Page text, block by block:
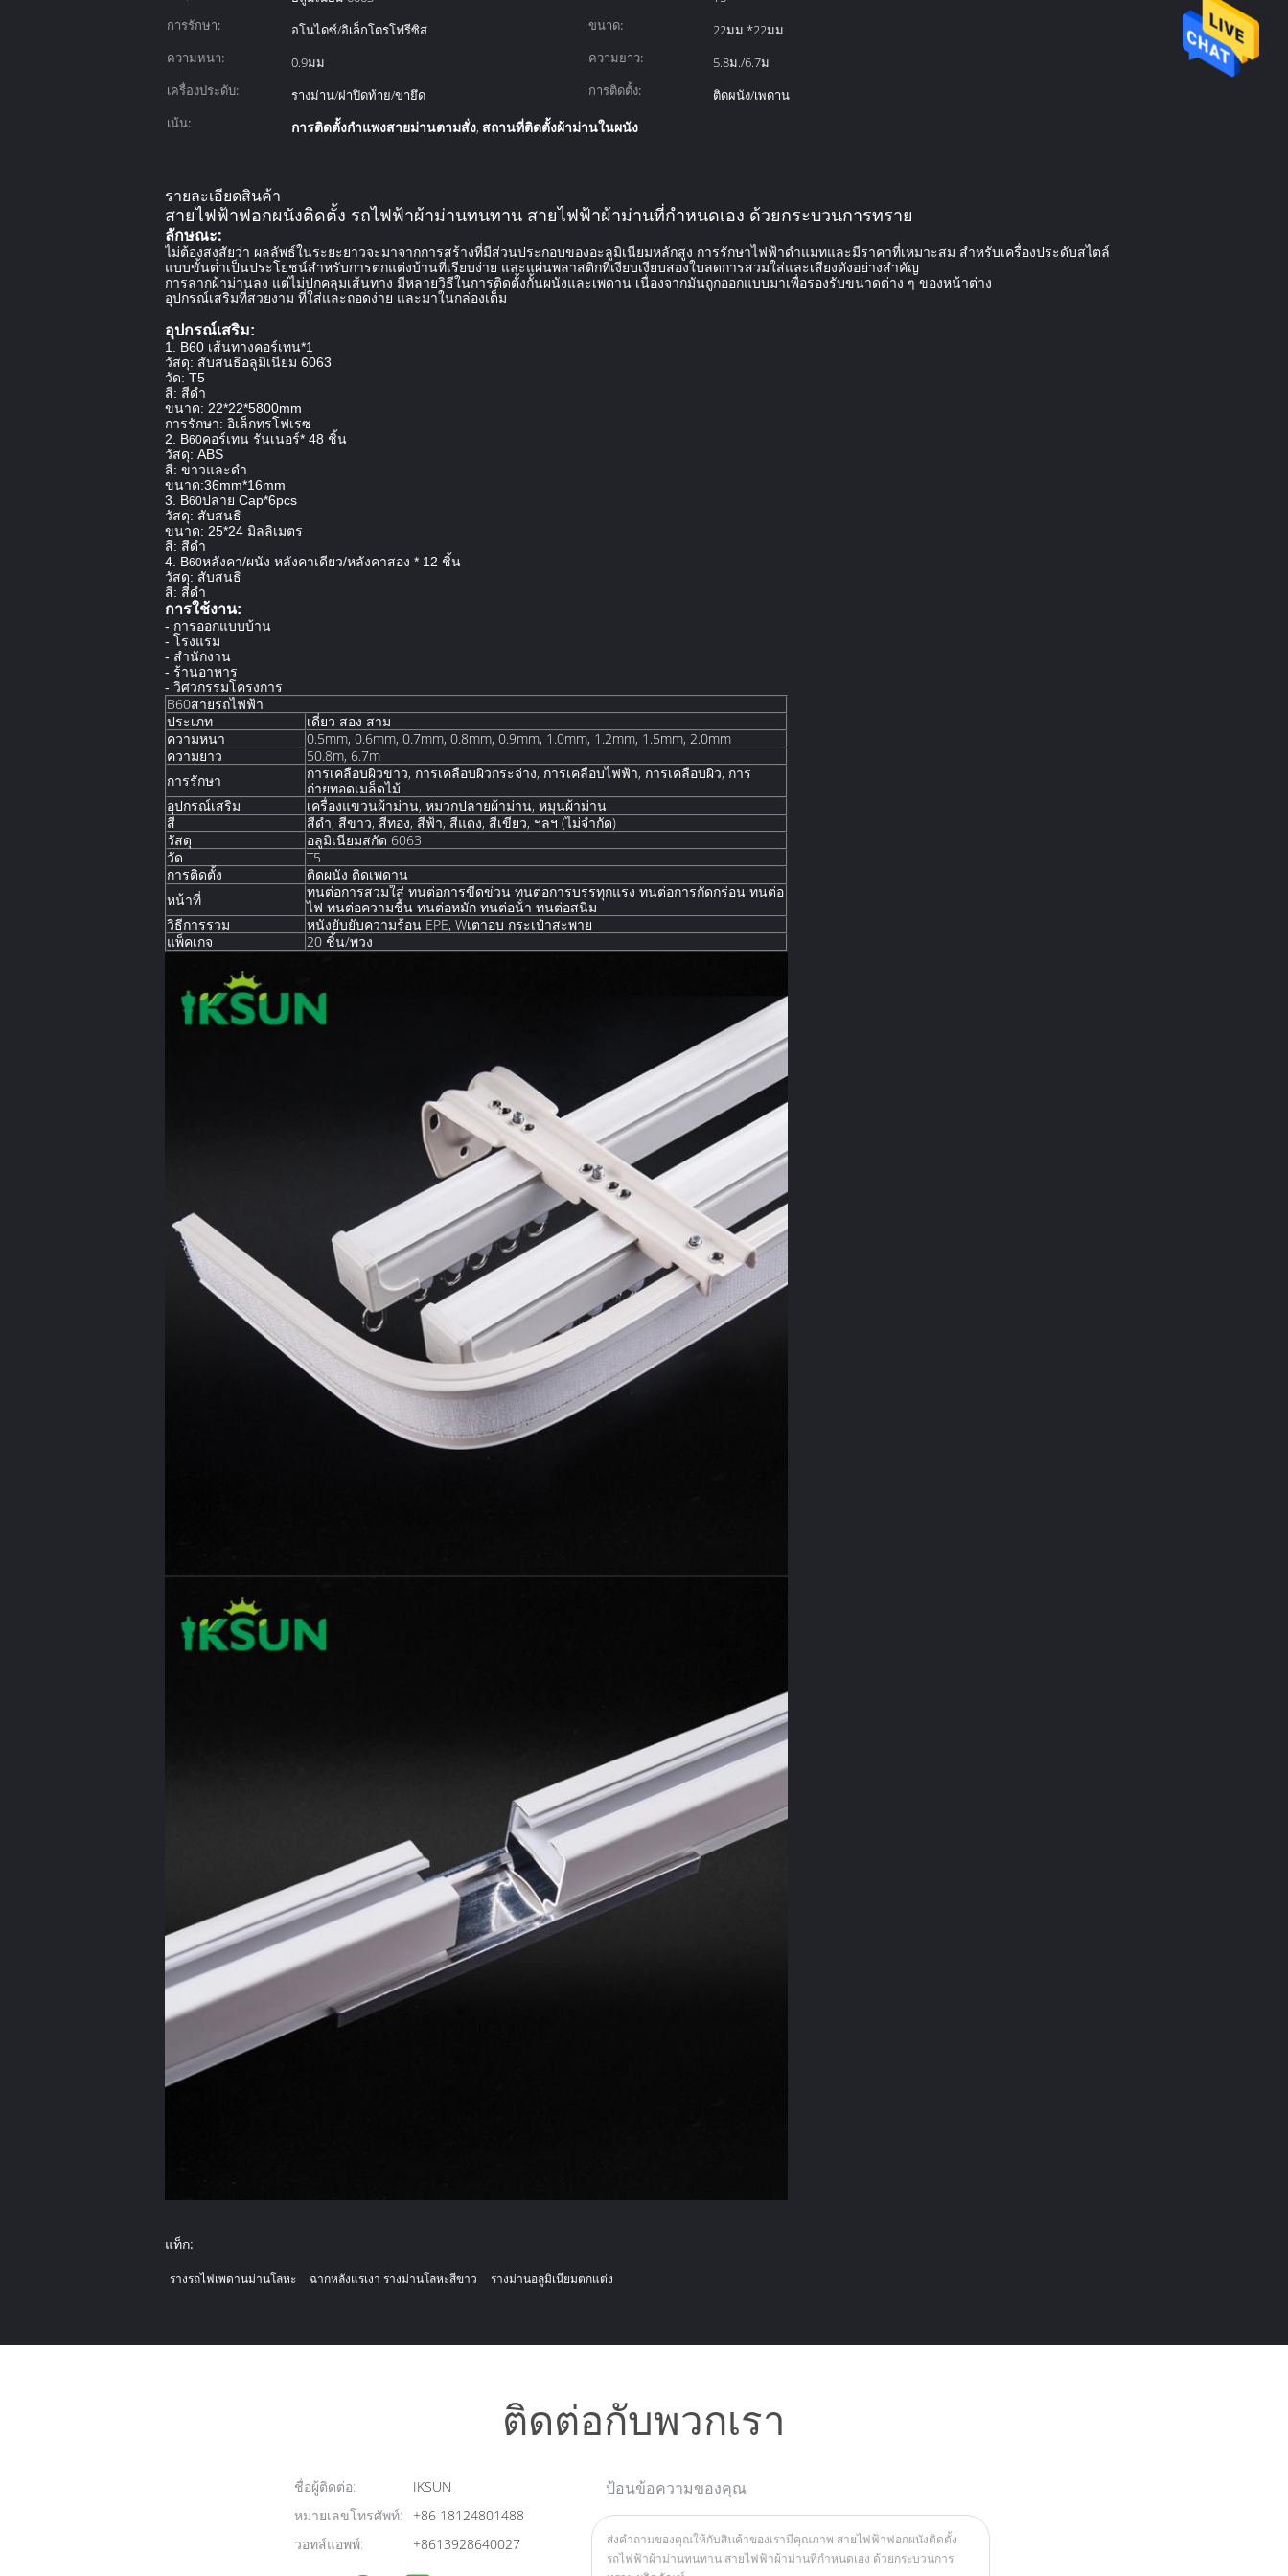
การรักษา:
อโนไดซ์/อิเล็กโตรโฟรีซิส ขนาด:
22มม.*22มม
ความหนา:
0.9มม ความยาว:
5.8ม./6.7ม
เครื่องประดับ:
รางม่าน/ฝาปิดท้าย/ขายึด การติดตั้ง:
ติดผนัง/เพดาน
เน้น:
การติดตั้งกําแพงสายม่านตามสั่ง, สถานที่ติดตั้งผ้าม่านในผนัง
รายละเอียดสินค้า
สายไฟฟ้าฟอกผนังติดตั้ง รถไฟฟ้าผ้าม่านทนทาน สายไฟฟ้าผ้าม่านที่กําหนดเอง ด้วยกระบวนการทราย
ลักษณะ:
ไม่ต้องสงสัยว่า ผลลัพธ์ในระยะยาวจะมาจากการสร้างที่มีส่วนประกอบของอะลูมิเนียมหลักสูง การรักษาไฟฟ้าดําแมทและมีราคาที่เหมาะสม สําหรับเครื่องประดับสไตล์
แบบขั้นต่ําเป็นประโยชน์สําหรับการตกแต่งบ้านที่เรียบง่าย และแผ่นพลาสติกที่เงียบเงียบสองใบลดการสวมใส่และเสียงดังอย่างสําคัญ
การลากผ้าม่านลง แต่ไม่ปกคลุมเส้นทาง มีหลายวิธีในการติดตั้งกั้นผนังและเพดาน เนื่องจากมันถูกออกแบบมาเพื่อรองรับขนาดต่าง ๆ ของหน้าต่าง
อุปกรณ์เสริมที่สวยงาม ที่ใส่และถอดง่าย และมาในกล่องเต็ม
อุปกรณ์เสริม:
1. B60 เส้นทางคอร์เทน*1
วัสดุ: สับสนธิอลูมิเนียม 6063
วัด: T5
สี: สีดํา
ขนาด: 22*22*5800mm
การรักษา: อิเล็กทรโฟเรซ
2. B60คอร์เทน รันเนอร์* 48 ชิ้น
วัสดุ: ABS
สี: ขาวและดํา
ขนาด:36mm*16mm
3. B60ปลาย Cap*6pcs
วัสดุ: สับสนธิ
ขนาด: 25*24 มิลลิเมตร
สี: สีดํา
4. B60หลังคา/ผนัง หลังคาเดียว/หลังคาสอง * 12 ชิ้น
วัสดุ: สับสนธิ
สี: สีดํา
การใช้งาน:
- การออกแบบบ้าน
- โรงแรม
- สํานักงาน
- ร้านอาหาร
- วิศวกรรมโครงการ
B60สายรถไฟฟ้า
ประเภท
เดี่ยว สอง สาม
ความหนา
0.5mm, 0.6mm, 0.7mm, 0.8mm, 0.9mm, 1.0mm, 1.2mm, 1.5mm, 2.0mm
ความยาว
50.8m, 6.7m
การรักษา
การเคลือบผิวขาว, การเคลือบผิวกระจ่าง, การเคลือบไฟฟ้า, การเคลือบผิว, การ
ถ่ายทอดเมล็ดไม้
อุปกรณ์เสริม
เครื่องแขวนผ้าม่าน, หมวกปลายผ้าม่าน, หมุนผ้าม่าน
สี
สีดํา, สีขาว, สีทอง, สีฟ้า, สีแดง, สีเขียว, ฯลฯ (ไม่จํากัด)
วัสดุ
อลูมิเนียมสกัด 6063
วัด
T5
การติดตั้ง
ติดผนัง ติดเพดาน
หน้าที่
ทนต่อการสวมใส่ ทนต่อการขีดข่วน ทนต่อการบรรทุกแรง ทนต่อการกัดกร่อน ทนต่อ
ไฟ ทนต่อความชื้น ทนต่อหมัก ทนต่อน้ํา ทนต่อสนิม
วิธีการรวม
หนังยับยับความร้อน EPE, Wเตาอบ กระเป๋าสะพาย
แพ็คเกจ
20 ชิ้น/พวง
แท็ก:
รางรถไฟเพดานม่านโลหะ ฉากหลังแรเงา รางม่านโลหะสีขาว รางม่านอลูมิเนียมตกแต่ง
ติดต่อกับพวกเรา
ชื่อผู้ติดต่อ:
IKSUN
หมายเลขโทรศัพท์:
+86 18124801488
วอทส์แอพพ์:
+8613928640027
ป้อนข้อความของคุณ